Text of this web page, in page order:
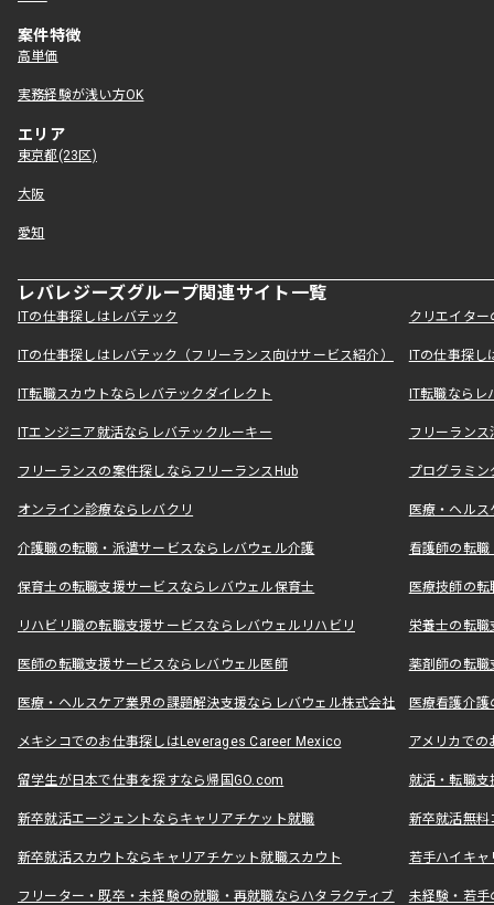
案件特徴
高単価
実務経験が浅い方OK
エリア
東京都(23区)
大阪
愛知
レバレジーズグループ関連サイト一覧
ITの仕事探しはレバテック クリエイタ
ITの仕事探しはレバテック（フリーランス向けサービス紹介） ITの仕事探
IT転職スカウトならレバテックダイレクト IT転職なら
ITエンジニア就活ならレバテックルーキー フリーラン
フリーランスの案件探しならフリーランスHub プログラミ
オンライン診療ならレバクリ 医療・ヘル
介護職の転職・派遣サービスならレバウェル介護 看護師の転
保育士の転職支援サービスならレバウェル保育士 医療技師の
リハビリ職の転職支援サービスならレバウェルリハビリ 栄養士の転
医師の転職支援サービスならレバウェル医師 薬剤師の転
医療・ヘルスケア業界の課題解決支援ならレバウェル株式会社 医療看護介
メキシコでのお仕事探しはLeverages Career Mexico アメリカで
留学生が日本で仕事を探すなら帰国GO.com 就活・転職
新卒就活エージェントならキャリアチケット就職 新卒就活無料
新卒就活スカウトならキャリアチケット就職スカウト 若手ハイキ
フリーター・既卒・未経験の就職・再就職ならハタラクティブ 未経験・若手